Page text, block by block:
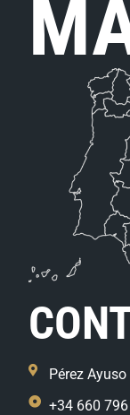
Pérez
+34 660